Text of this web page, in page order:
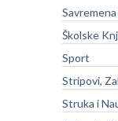
Školske
Sport
Stripovi,
Struka i